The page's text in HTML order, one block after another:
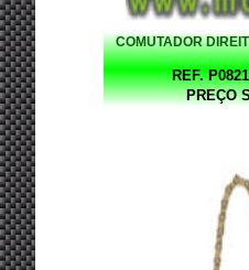
COMUTADOR
REF.
PREÇO